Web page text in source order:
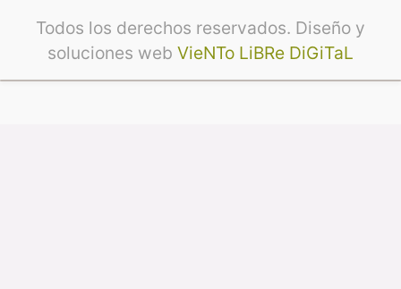
Todos los derechos reservados. Diseño y
soluciones web VieNTo LiBRe DiGiTaL